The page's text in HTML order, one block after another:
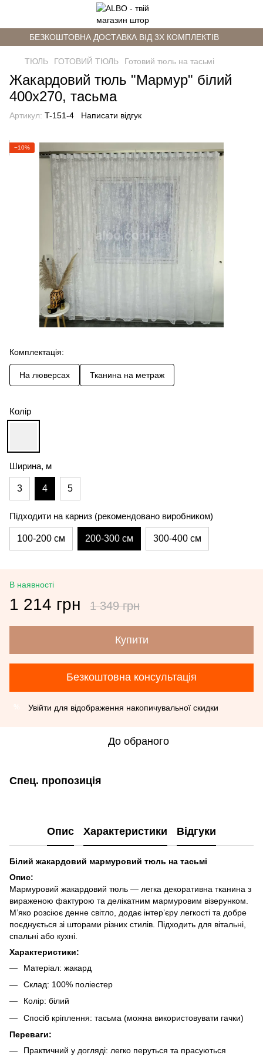
БЕЗКОШТОВНА ДОСТАВКА ВІД 3Х КОМПЛЕКТІВ
ТЮЛЬ ГОТОВИЙ ТЮЛЬ Готовий тюль на тасьмі
Жакардовий тюль "Мармур" білий
400х270, тасьма
Артикул: T-151-4 Написати відгук
−10%
Комплектація:
На люверсах Тканина на метраж
Колір
Ширина, м
3 4 5
Підходити на карниз (рекомендовано виробником)
100-200 см 200-300 см 300-400 см
В наявності
1 214 грн 1 349 грн
Купити
Безкоштовна консультація
Увійти для відображення накопичувальної скидки
До обраного
Спец. пропозиція
Опис Характеристики Відгуки
Білий жакардовий мармуровий тюль на тасьмі
Опис:
Мармуровий жакардовий тюль — легка декоративна тканина з
вираженою фактурою та делікатним мармуровим візерунком.
М’яко розсіює денне світло, додає інтер’єру легкості та добре
поєднується зі шторами різних стилів. Підходить для вітальні,
спальні або кухні.
Характеристики:
Матеріал: жакард
Склад: 100% поліестер
Колір: білий
Спосіб кріплення: тасьма (можна використовувати гачки)
Переваги:
Практичний у догляді: легко перуться та прасуються